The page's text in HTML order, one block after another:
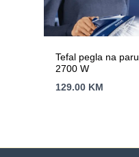
Tefal pegla na paru
2700 W
129.00 KM